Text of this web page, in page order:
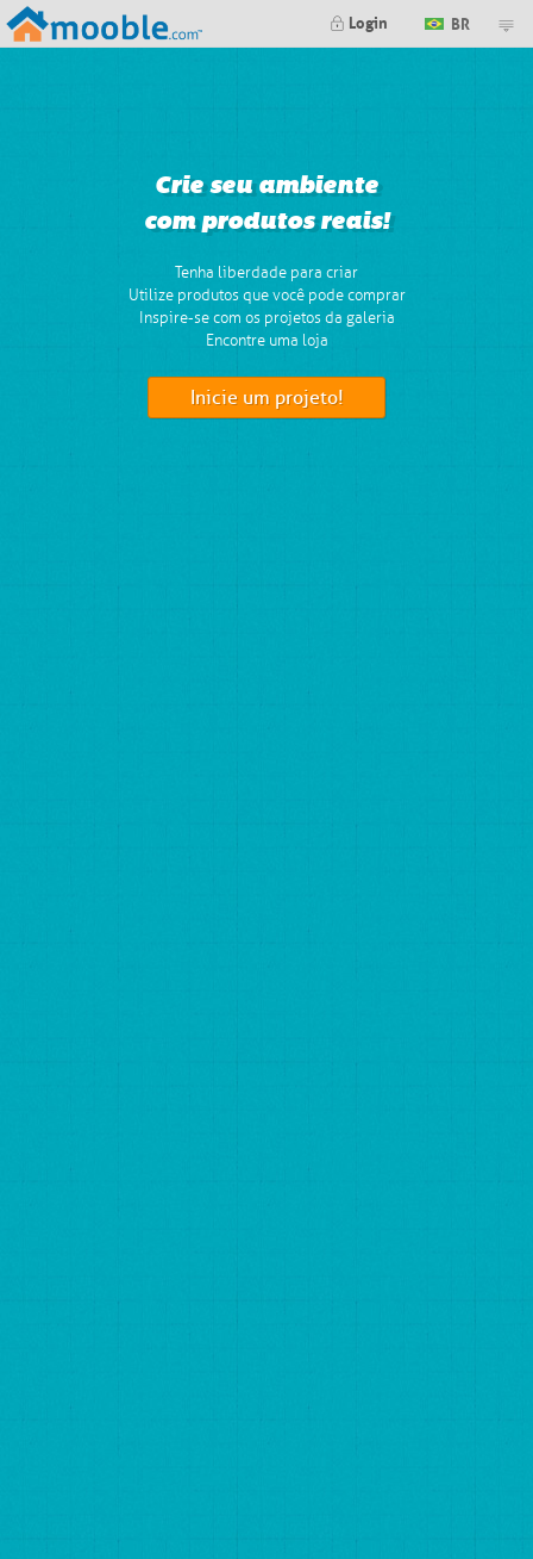
Login BR
Crie seu ambiente
com produtos reais!
Tenha liberdade para criar
Utilize produtos que você pode comprar
Inspire-se com os projetos da galeria
Encontre uma loja
Inicie um projeto!